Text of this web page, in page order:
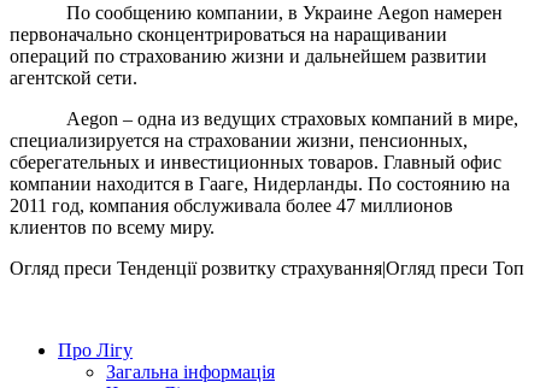
По сообщению компании, в Украине Aegon намерен
первоначально сконцентрироваться на наращивании
операций по страхованию жизни и дальнейшем развитии
агентской сети.
Aegon – одна из ведущих страховых компаний в мире,
специализируется на страховании жизни, пенсионных,
сберегательных и инвестиционных товаров. Главный офис
компании находится в Гааге, Нидерланды. По состоянию на
2011 год, компания обслуживала более 47 миллионов
клиентов по всему миру.
Огляд преси Тенденції розвитку страхування|Огляд преси Топ
Про Лігу
Загальна інформація